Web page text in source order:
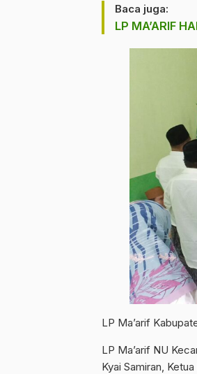
Baca juga:
LP MA’ARIF
LP Ma’arif
LP Ma’arif NU
Kyai Samiran,